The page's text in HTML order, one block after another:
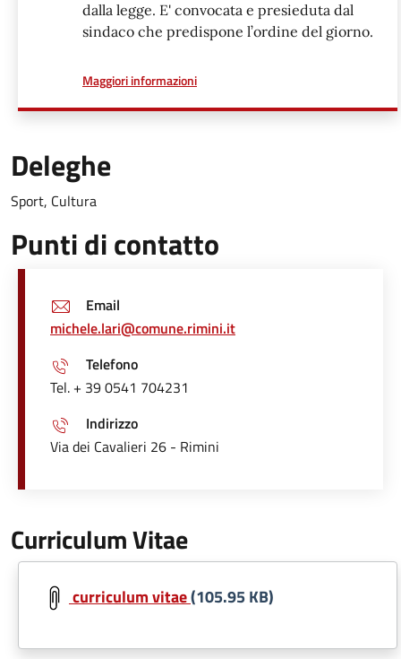
dalla legge. E' convocata e presieduta dal
sindaco che predispone l’ordine del giorno.
Maggiori informazionia proposito di
Deleghe
Sport, Cultura
Punti di contatto
Email
michele.lari@comune.rimini.it
Telefono
Tel. + 39 0541 704231
Indirizzo
Via dei Cavalieri 26 - Rimini
Curriculum Vitae
Document
curriculum vitae(105.95 KB)